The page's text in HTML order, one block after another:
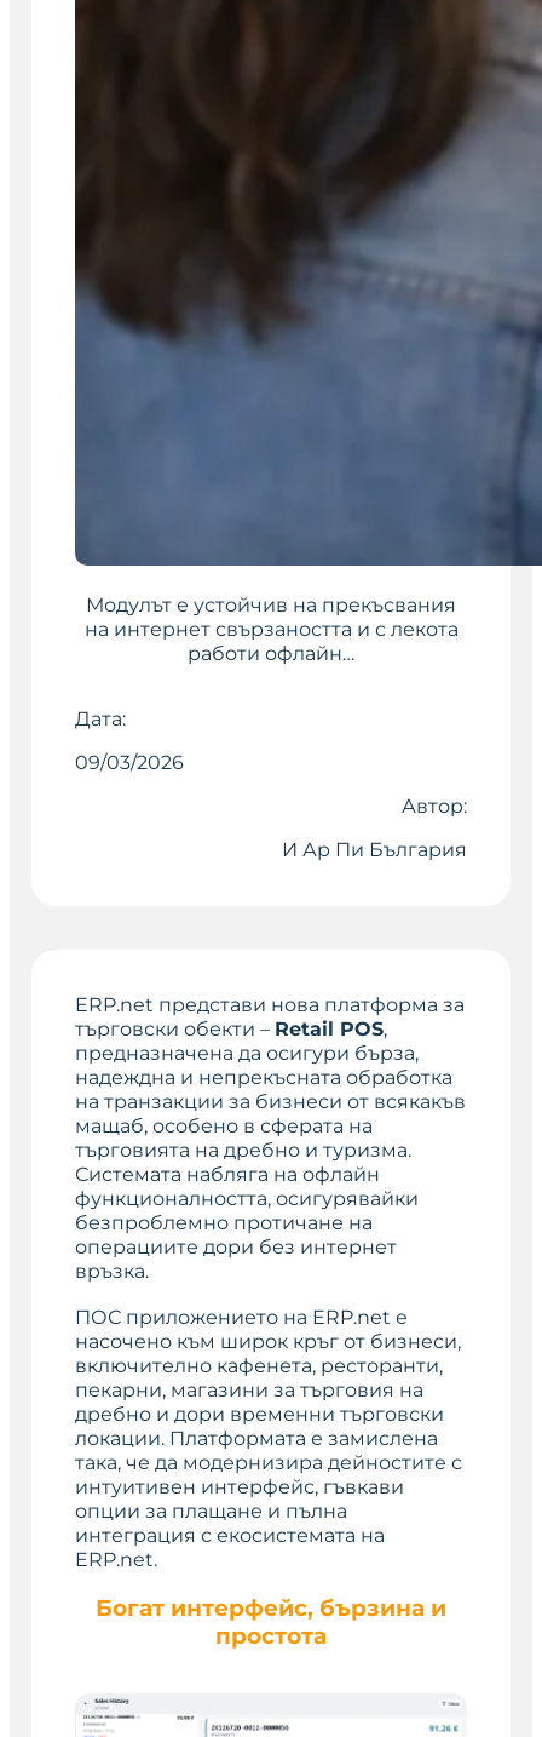
Модулът е устойчив на прекъсвания
на интернет свързаността и с лекота
работи офлайн…
Дата:
09/03/2026
Автор:
И Ар Пи България
ERP.net представи нова платформа за
търговски обекти – Retail POS,
предназначена да осигури бърза,
надеждна и непрекъсната обработка
на транзакции за бизнеси от всякакъв
мащаб, особено в сферата на
търговията на дребно и туризма.
Системата набляга на офлайн
функционалността, осигурявайки
безпроблемно протичане на
операциите дори без интернет
връзка.
ПОС приложението на ERP.net е
насочено към широк кръг от бизнеси,
включително кафенета, ресторанти,
пекарни, магазини за търговия на
дребно и дори временни търговски
локации. Платформата е замислена
така, че да модернизира дейностите с
интуитивен интерфейс, гъвкави
опции за плащане и пълна
интеграция с екосистемата на
ERP.net.
Богат интерфейс, бързина и
простота